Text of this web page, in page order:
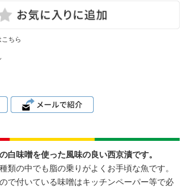
こちら
白味噌を使った風味の良い西京漬です。
類の中でも脂の乗りがよくお手頃な魚です。
で付いている味噌はキッチンペーパー等で必